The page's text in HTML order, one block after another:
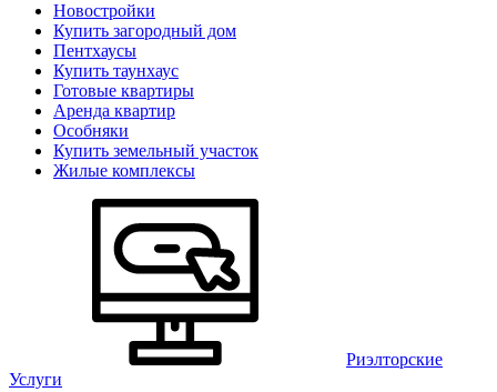
Новостройки
Купить загородный дом
Пентхаусы
Купить таунхаус
Готовые квартиры
Аренда квартир
Особняки
Купить земельный участок
Жилые комплексы
Риэлторские
Услуги